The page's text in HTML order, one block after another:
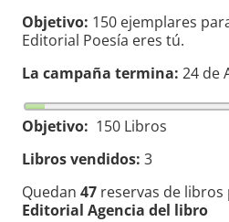
Objetivo: 150 ejemplares
Editorial Poesía eres tú.
La campaña termina: 24 de
Objetivo: 150 Libros
Libros vendidos: 3
Quedan 47 reservas de
Editorial Agencia del libro